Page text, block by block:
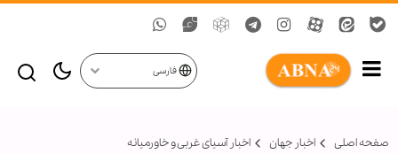
فارسی
صفحه اصلی اخبار جهان اخبار آسیای غربی و خاورمیانه